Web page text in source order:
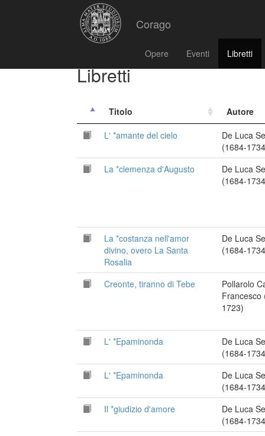
Corago
Opere Eventi Libretti
Libretti
Titolo
Autore
L' *amante del cielo
De Luca
(1684-
La *clemenza d'Augusto
De Luca
(1684-
La *costanza nell'amor
divino, overo La Santa
Rosalia
De Luca
(1684-
Creonte, tiranno di Tebe
Pollarolo
Francesco
1723)
L' *Epaminonda
De Luca
(1684-
L' *Epaminonda
De Luca
(1684-
Il *giudizio d'amore
De Luca
(1684-